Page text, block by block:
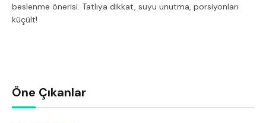
beslenme önerisi. Tatlıya dikkat, suyu unutma, porsiyonları
küçült!
Öne Çıkanlar